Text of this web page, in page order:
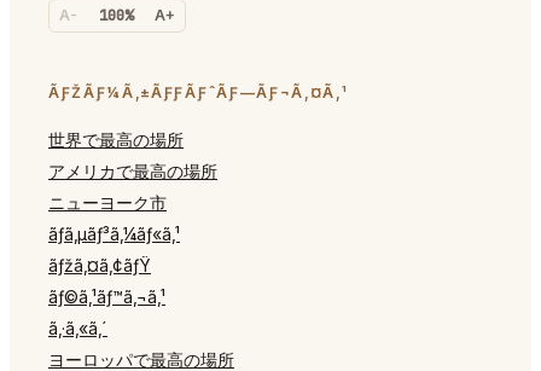
A- 100% A+
ÃƑŽÃƑ¼Ã‚±ÃƑƑÃƑˆÃƑ—ÃƑ¬Ã‚¤Ã‚¹
世界で最高の場所
アメリカで最高の場所
ニューヨーク市
ãƒ­ã‚µãƒ³ã‚¼ãƒ«ã‚¹
ãƒžã‚¤ã‚¢ãƒŸ
ãƒ©ã‚¹ãƒ™ã‚¬ã‚¹
ã‚·ã‚«ã‚´
ヨーロッパで最高の場所